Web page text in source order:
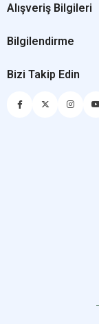
Alışveriş Bilgileri
Bilgilendirme
Bizi Takip Edin